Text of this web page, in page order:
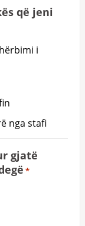
që jeni
i
nga stafi
gjatë
*